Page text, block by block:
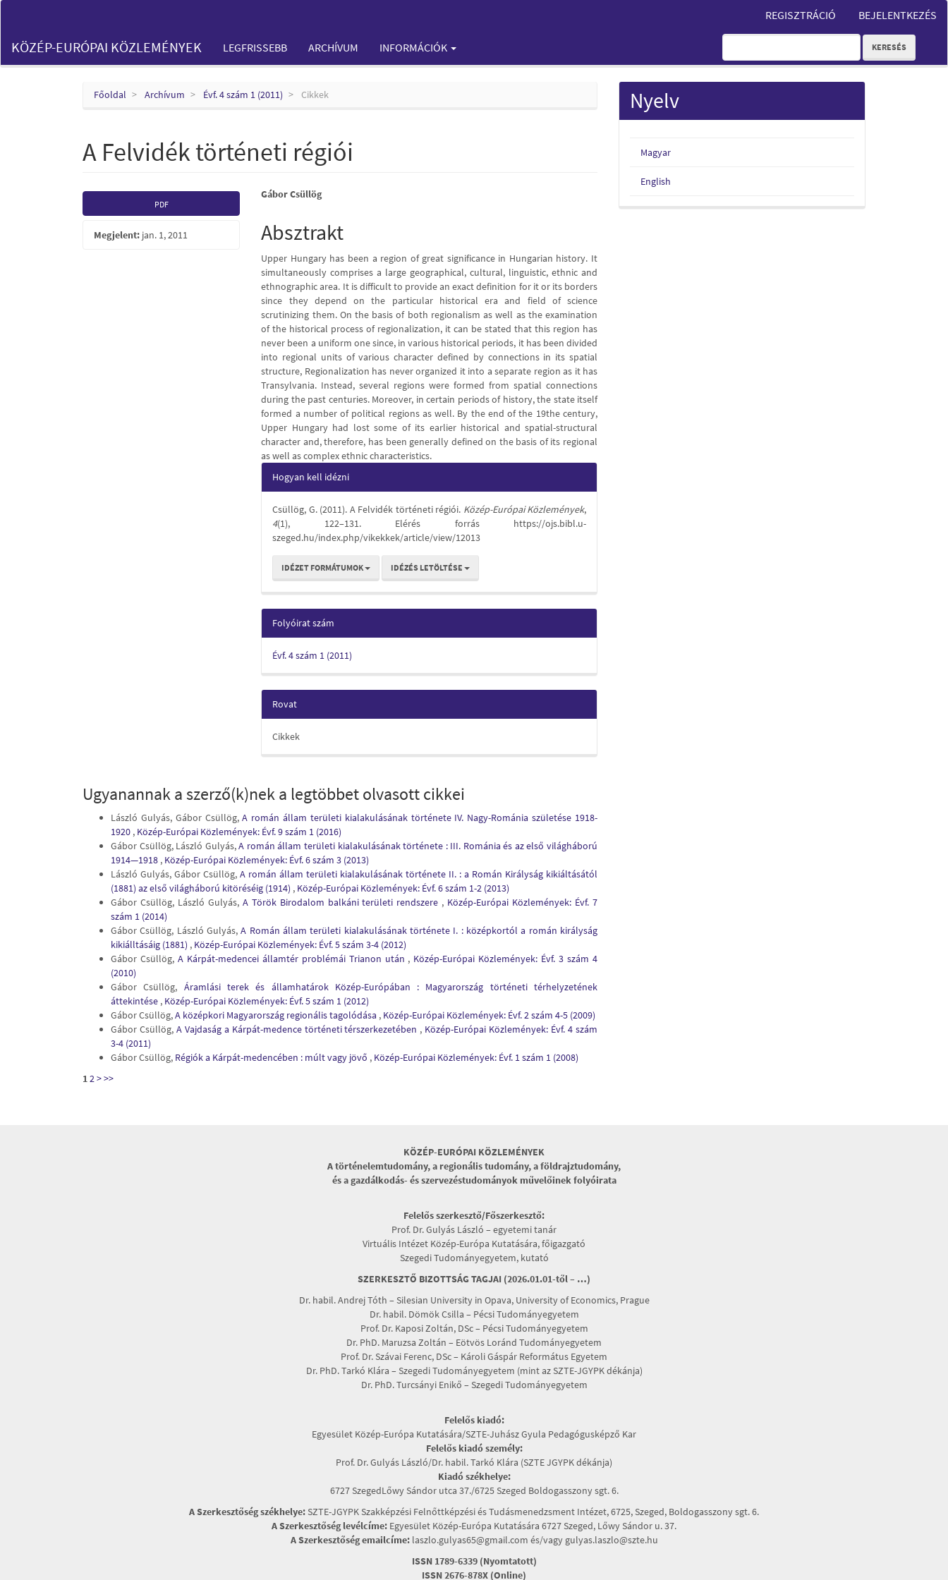
Content
Sidebar
REGISZTRÁCIÓ BEJELENTKEZÉS
KÖZÉP-EURÓPAI KÖZLEMÉNYEK LEGFRISSEBB ARCHÍVUM INFORMÁCIÓK KERESÉS
Főoldal Archívum Évf. 4 szám 1 (2011) Cikkek
A Felvidék történeti régiói
Article
Sidebar
PDF
Megjelent: jan. 1, 2011
Main
Article
Content
Gábor Csüllög
Absztrakt
Upper Hungary has been a region of great significance in Hungarian history. It
simultaneously comprises a large geographical, cultural, linguistic, ethnic and
ethnographic area. It is difficult to provide an exact definition for it or its borders
since they depend on the particular historical era and field of science
scrutinizing them. On the basis of both regionalism as well as the examination
of the historical process of regionalization, it can be stated that this region has
never been a uniform one since, in various historical periods, it has been divided
into regional units of various character defined by connections in its spatial
structure, Regionalization has never organized it into a separate region as it has
Transylvania. Instead, several regions were formed from spatial connections
during the past centuries. Moreover, in certain periods of history, the state itself
formed a number of political regions as well. By the end of the 19the century,
Upper Hungary had lost some of its earlier historical and spatial-structural
character and, therefore, has been generally defined on the basis of its regional
as well as complex ethnic characteristics.
Article
Details
Hogyan kell idézni
Csüllög, G. (2011). A Felvidék történeti régiói. Közép-Európai Közlemények,
4(1), 122–131. Elérés forrás https://ojs.bibl.u-
szeged.hu/index.php/vikekkek/article/view/12013
IDÉZET FORMÁTUMOK IDÉZÉS LETÖLTÉSE
Folyóirat szám
Évf. 4 szám 1 (2011)
Rovat
Cikkek
Ugyanannak a szerző(k)nek a legtöbbet olvasott cikkei
László Gulyás, Gábor Csüllög,A román állam területi kialakulásának története IV. Nagy-Románia születése 1918-
1920 , Közép-Európai Közlemények: Évf. 9 szám 1 (2016)
Gábor Csüllög, László Gulyás,A román állam területi kialakulásának története : III. Románia és az első világháború
1914—1918 , Közép-Európai Közlemények: Évf. 6 szám 3 (2013)
László Gulyás, Gábor Csüllög, A román állam területi kialakulásának története II. : a Román Királyság kikiáltásától
(1881) az első világháború kitöréséig (1914) , Közép-Európai Közlemények: Évf. 6 szám 1-2 (2013)
Gábor Csüllög, László Gulyás, A Török Birodalom balkáni területi rendszere , Közép-Európai Közlemények: Évf. 7
szám 1 (2014)
Gábor Csüllög, László Gulyás,A Román állam területi kialakulásának története I. : középkortól a román királyság
kikiálltásáig (1881) , Közép-Európai Közlemények: Évf. 5 szám 3-4 (2012)
Gábor Csüllög, A Kárpát-medencei államtér problémái Trianon után , Közép-Európai Közlemények: Évf. 3 szám 4
(2010)
Gábor Csüllög, Áramlási terek és államhatárok Közép-Európában : Magyarország történeti térhelyzetének
áttekintése , Közép-Európai Közlemények: Évf. 5 szám 1 (2012)
Gábor Csüllög,A középkori Magyarország regionális tagolódása , Közép-Európai Közlemények: Évf. 2 szám 4-5 (2009)
Gábor Csüllög, A Vajdaság a Kárpát-medence történeti térszerkezetében , Közép-Európai Közlemények: Évf. 4 szám
3-4 (2011)
Gábor Csüllög, Régiók a Kárpát-medencében : múlt vagy jövő , Közép-Európai Közlemények: Évf. 1 szám 1 (2008)
12>>>
Nyelv
Magyar
English
KÖZÉP-EURÓPAI KÖZLEMÉNYEK
A történelemtudomány, a regionális tudomány, a földrajztudomány,
és a gazdálkodás- és szervezéstudományok művelőinek folyóirata
Felelős szerkesztő/Főszerkesztő:
Prof. Dr. Gulyás László – egyetemi tanár
Virtuális Intézet Közép-Európa Kutatására, főigazgató
Szegedi Tudományegyetem, kutató
SZERKESZTŐ BIZOTTSÁG TAGJAI (2026.01.01-től – …)
Dr. habil. Andrej Tóth – Silesian University in Opava, University of Economics, Prague
Dr. habil. Dömök Csilla – Pécsi Tudományegyetem
Prof. Dr. Kaposi Zoltán, DSc – Pécsi Tudományegyetem
Dr. PhD. Maruzsa Zoltán – Eötvös Loránd Tudományegyetem
Prof. Dr. Szávai Ferenc, DSc – Károli Gáspár Református Egyetem
Dr. PhD. Tarkó Klára – Szegedi Tudományegyetem (mint az SZTE-JGYPK dékánja)
Dr. PhD. Turcsányi Enikő – Szegedi Tudományegyetem
Felelős kiadó:
Egyesület Közép-Európa Kutatására/SZTE-Juhász Gyula Pedagógusképző Kar
Felelős kiadó személy:
Prof. Dr. Gulyás László/Dr. habil. Tarkó Klára (SZTE JGYPK dékánja)
Kiadó székhelye:
6727 SzegedLőwy Sándor utca 37./6725 Szeged Boldogasszony sgt. 6.
A Szerkesztőség székhelye:SZTE-JGYPK Szakképzési Felnőttképzési és Tudásmenedzsment Intézet, 6725, Szeged, Boldogasszony sgt. 6.
A Szerkesztőség levélcíme: Egyesület Közép-Európa Kutatására 6727 Szeged, Lőwy Sándor u. 37.
A Szerkesztőség emailcíme:laszlo.gulyas65@gmail.com és/vagy gulyas.laszlo@szte.hu
ISSN 1789-6339 (Nyomtatott)
ISSN 2676-878X (Online)